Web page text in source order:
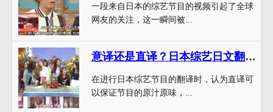
一段来自日本的综艺节目的视频引起了全球
网友的关注，这一瞬间被...
意译还是直译？日本综艺日文翻译常见误区与解决方法
在进行日本综艺节目的翻译时，认为直译可
以保证节目的原汁原味，...